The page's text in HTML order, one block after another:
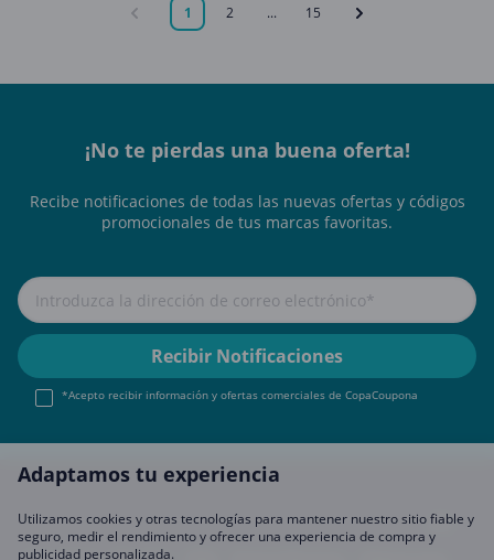
1 2 ... 15
¡No te pierdas una buena oferta!
Recibe notificaciones de todas las nuevas ofertas y códigos
promocionales de tus marcas favoritas.
*Acepto recibir información y ofertas comerciales de CopaCoupona
Adaptamos tu experiencia
Utilizamos cookies y otras tecnologías para mantener nuestro sitio fiable y
seguro, medir el rendimiento y ofrecer una experiencia de compra y
publicidad personalizada.